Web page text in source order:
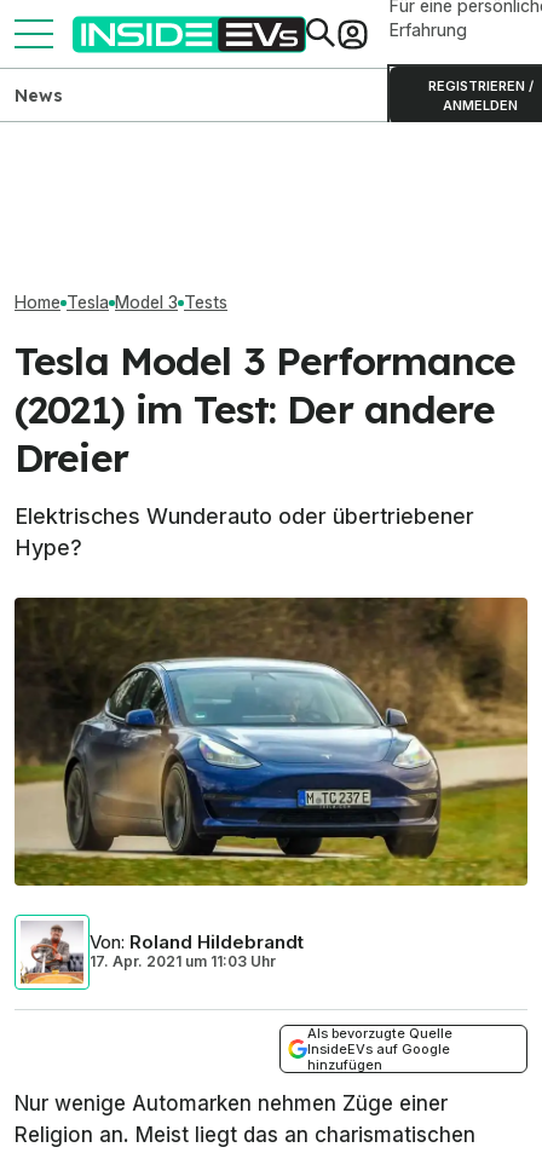
Für eine
Erfahrung
REGISTRIEREN /
ANMELDEN
News
Home Tesla Model 3 Tests
Tesla Model 3 Performance
(2021) im Test: Der andere
Dreier
Elektrisches Wunderauto oder übertriebener
Hype?
Von: Roland Hildebrandt
17. Apr. 2021 um 11:03 Uhr
Als bevorzugte Quelle
InsideEVs auf Google
hinzufügen
Nur wenige Automarken nehmen Züge einer
Religion an. Meist liegt das an charismatischen